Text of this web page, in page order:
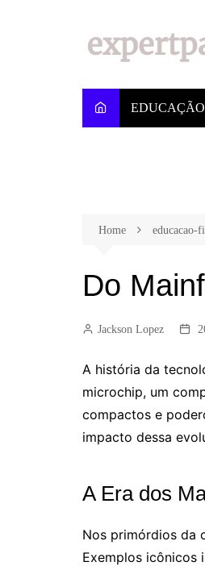
Home educacao-
Do
Jackson Lopez
A história da
microchip, um
compactos e
impacto dessa
A Era dos
Nos primórdios da
Exemplos icônicos